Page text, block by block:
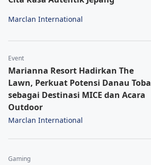
Marclan International
Event
Marianna Resort Hadirkan The
Lawn, Perkuat Potensi Danau Toba
sebagai Destinasi MICE dan Acara
Outdoor
Marclan International
Gaming